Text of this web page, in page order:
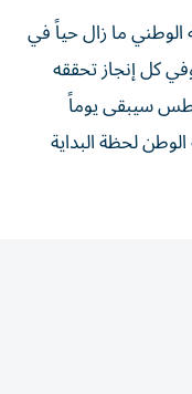
ما زال حياً في
كل إنجاز تحققه
سيبقى يوماً
لحظة البداية